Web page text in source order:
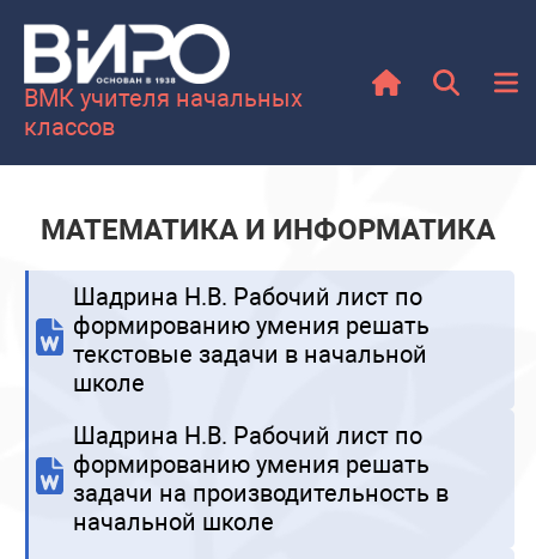
ВМК учителя начальных
классов
МАТЕМАТИКА И ИНФОРМАТИКА
Шадрина Н.В. Рабочий лист по
формированию умения решать
текстовые задачи в начальной
школе
Шадрина Н.В. Рабочий лист по
формированию умения решать
задачи на производительность в
начальной школе